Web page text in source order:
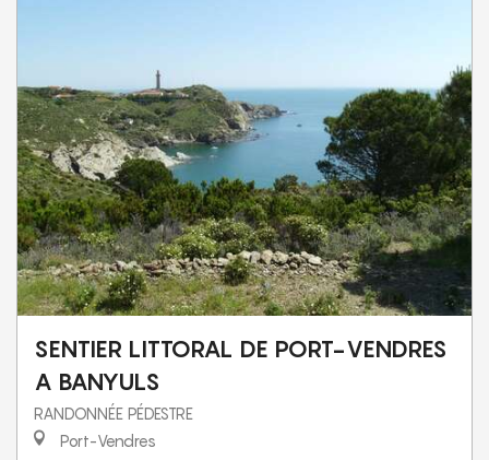
SENTIER LITTORAL DE PORT-VENDRES
A BANYULS
RANDONNÉE PÉDESTRE
Port-Vendres